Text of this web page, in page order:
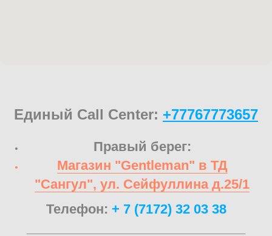
Единый Call Center: +77767773657
Правый берег:
Магазин "Gentleman" в ТД
"Сангул", ул. Сейфуллина д.25/1
Телефон: + 7 (7172) 32 03 38